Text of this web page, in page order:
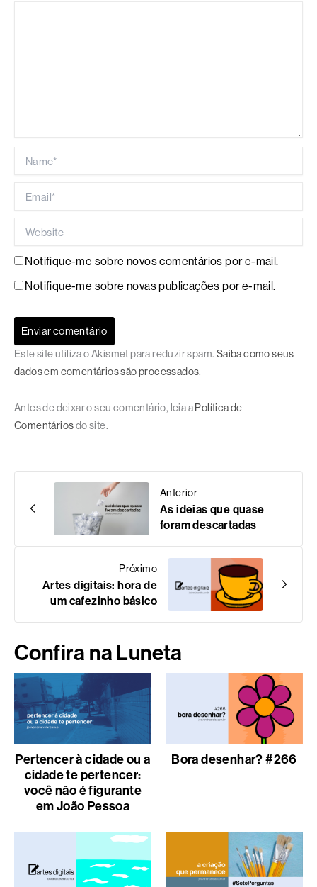
Notifique-me sobre novos comentários por e-mail.
Notifique-me sobre novas publicações por e-mail.
Este site utiliza o Akismet para reduzir spam. Saiba como seus
dados em comentários são processados.
Antes de deixar o seu comentário, leia a Política de
Comentáriosdo site.
Anterior
As ideias que quase
foram descartadas
Próximo
Artes digitais: hora de
um cafezinho básico
Confira na Luneta
Pertencer à cidade ou a
cidade te pertencer:
você não é figurante
em João Pessoa
Bora desenhar? #266